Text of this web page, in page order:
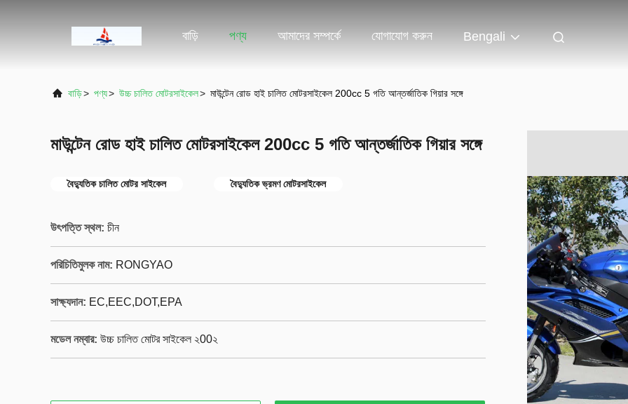
বাড়ি পণ্য আমাদের সম্পর্কে যোগাযোগ করুন Bengali
বাড়ি> পণ্য> উচ্চ চালিত মোটরসাইকেল> মাউন্টেন রোড হাই চালিত মোটরসাইকেল 200cc 5 গতি আন্তর্জাতিক গিয়ার সঙ্গে
মাউন্টেন রোড হাই চালিত মোটরসাইকেল 200cc 5 গতি আন্তর্জাতিক গিয়ার সঙ্গে
বৈদ্যুতিক চালিত মোটর সাইকেল বৈদ্যুতিক ভ্রমণ মোটরসাইকেল
উৎপত্তি স্থল: চীন
পরিচিতিমুলক নাম: RONGYAO
সাক্ষ্যদান: EC,EEC,DOT,EPA
মডেল নম্বার: উচ্চ চালিত মোটর সাইকেল ২00২